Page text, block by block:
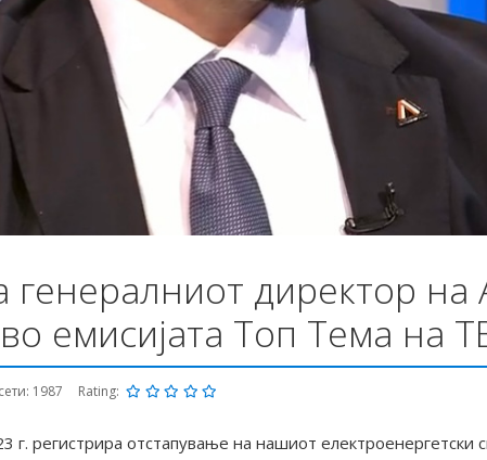
генералниот директор
емисијата Топ Тема на
1987 Rating:
регистрира отстапување на нашиот електроенергетски